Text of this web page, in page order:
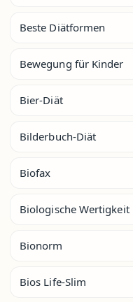
Beste Diätformen
Bewegung für Kinder
Bier-Diät
Bilderbuch-Diät
Biofax
Biologische Wertigkeit
Bionorm
Bios Life-Slim